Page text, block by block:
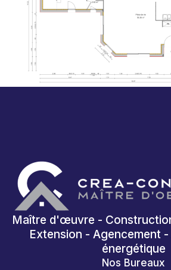
Maître d'œuvre -
Extension - Agencement -
énergétique
Nos Bureaux